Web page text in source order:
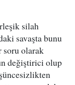
silah
savaşta bunu
soru olarak
değiştirici olup